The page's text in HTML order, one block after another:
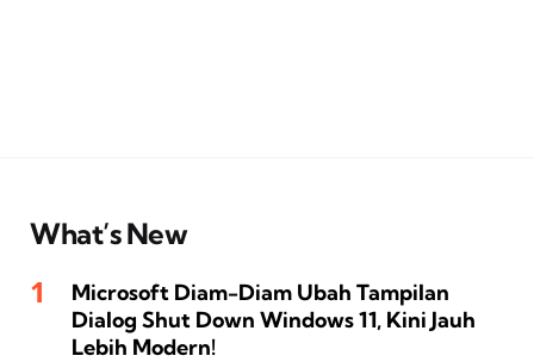
What’s New
Microsoft Diam-Diam Ubah Tampilan
Dialog Shut Down Windows 11, Kini Jauh
Lebih Modern!